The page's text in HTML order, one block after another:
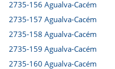
2735-156 Agualva-Cacém
2735-157 Agualva-Cacém
2735-158 Agualva-Cacém
2735-159 Agualva-Cacém
2735-160 Agualva-Cacém